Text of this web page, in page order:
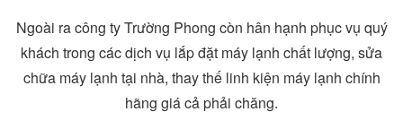
Ngoài ra công ty Trường Phong còn hân hạnh phục vụ quý
khách trong các dịch vụ lắp đặt máy lạnh chất lượng, sửa
chữa máy lạnh tại nhà, thay thế linh kiện máy lạnh chính
hãng giá cả phải chăng.